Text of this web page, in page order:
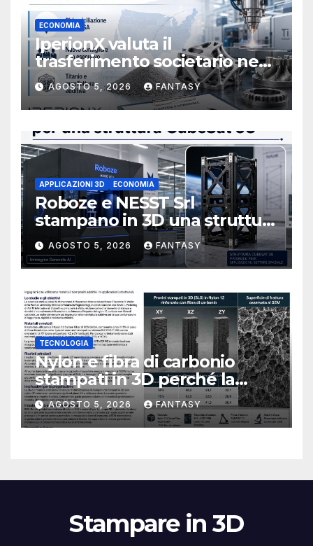
ECONOMIA
IperionX valuta il
trasferimento societario negli
Stati Uniti e rafforza il board,
ha nominato Michael J.
Loparco amministratore
indipendente non esecutivo
AGOSTO 5, 2026 FANTASY
APPLICAZIONI 3D ECONOMIA
Roboze e NESST Srl
stampano in 3D una struttura
CubeSat 3U in Carbon PEEK
AGOSTO 5, 2026 FANTASY
TECNOLOGIA
Nylon e fibra di carbonio
stampati in 3D perché la
resistenza agli urti dipende
dal processo
AGOSTO 5, 2026 FANTASY
Stampare in 3D